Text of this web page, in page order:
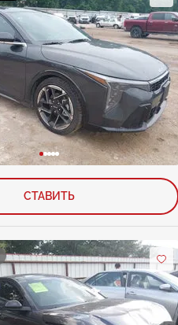
СТАВИТЬ